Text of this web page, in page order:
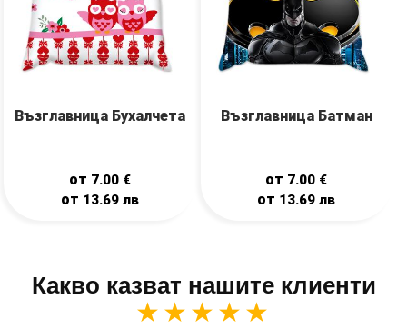
Възглавница Бухалчета
от 7.00 €
от 13.69 лв
Възглавница Батман
от 7.00 €
от 13.69лв
Какво казват нашите клиенти
★★★★★